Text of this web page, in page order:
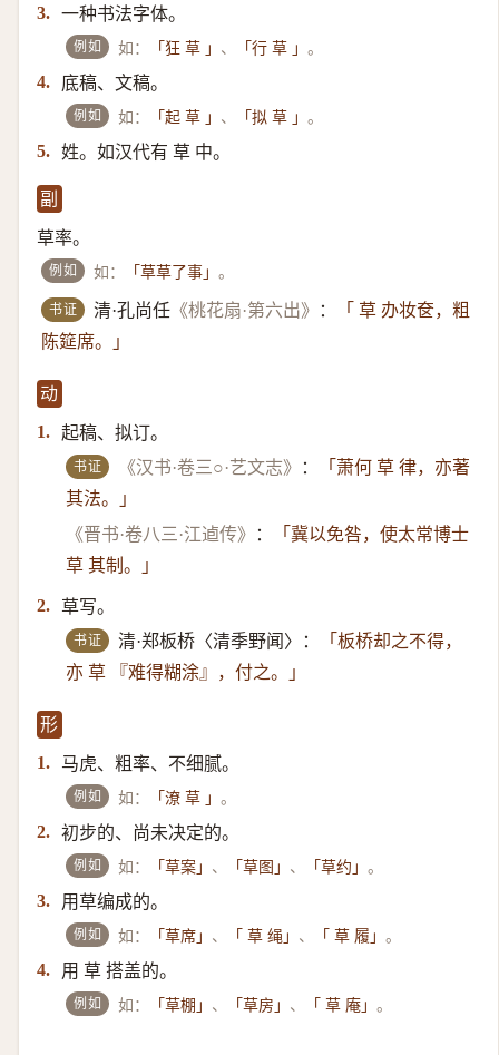
3. 一种书法字体。
例如 如： 「狂 草 」 、 「行 草 」。
4. 底稿、文稿。
例如 如： 「起 草 」 、 「拟 草 」。
5. 姓。如汉代有 草 中。
副
草率。
例如 如： 「草草了事」。
书证 清·孔尚任 《桃花扇·第六出》 ：
「 草 办妆奁，粗
陈筵席。」
动
1. 起稿、拟订。
书证 《汉书·卷三○·艺文志》 ：
「萧何 草 律，亦著
其法。」
《晋书·卷八三·江逌传》
：
「冀以免咎，使太常博士
草 其制。」
2. 草写。
书证 清·郑板桥〈清季野闻〉：
「板桥却之不得，
亦 草 『难得糊涂』，付之。」
形
1.
马虎、粗率、不细腻。
例如 如： 「潦 草 」。
2. 初步的、尚未决定的。
例如 如： 「草案」 、 「草图」 、 「草约」。
3. 用草编成的。
例如 如： 「草席」 、 「 草 绳」 、 「 草 履」。
4. 用 草 搭盖的。
例如 如： 「草棚」 、 「草房」 、 「 草 庵」。